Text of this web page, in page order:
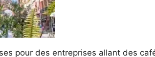
pour des entreprises allant des